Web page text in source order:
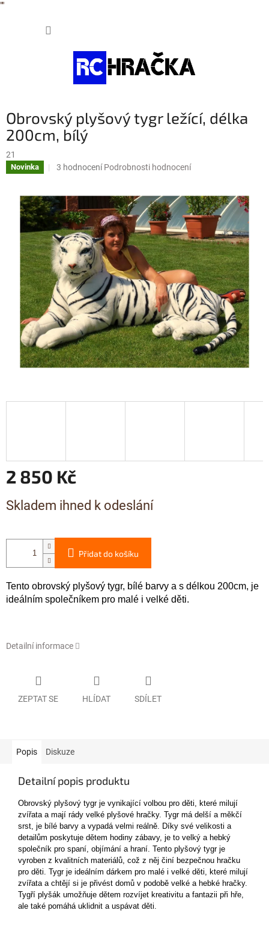
""
Obrovský plyšový tygr ležící, délka
200cm, bílý
21
Novinka
Průměrné
je
2,3
z
5
hvězdiček.
3 hodnocení Podrobnosti hodnocení
2 850 Kč
cena:
Skladem ihned k odeslání
Přidat do košíku
Tento obrovský plyšový tygr, bílé barvy a s délkou 200cm, je
ideálním společníkem pro malé i velké děti.
Detailní informace
ZEPTAT SE HLÍDAT SDÍLET
Popis Diskuze
Detailní popis produktu
Obrovský plyšový tygr je vynikající volbou pro děti, které milují
zvířata a mají rády velké plyšové hračky. Tygr má delší a měkčí
srst, je bílé barvy a vypadá velmi reálně. Díky své velikosti a
detailům poskytuje dětem hodiny zábavy, je to velký a hebký
společník pro spaní, objímání a hraní. Tento plyšový tygr je
vyroben z kvalitních materiálů, což z něj činí bezpečnou hračku
pro děti. Tygr je ideálním dárkem pro malé i velké děti, které milují
zvířata a chtějí si je přivést domů v podobě velké a hebké hračky.
Tygří plyšák umožňuje dětem rozvíjet kreativitu a fantazii při hře,
ale také pomáhá uklidnit a uspávat děti.